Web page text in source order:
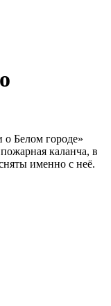
о Белом городе»
каланча, в
именно с неё.